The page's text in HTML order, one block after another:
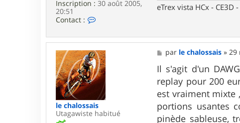
Inscription : 30 août 2005,
20:51
Contact :
t
a
c
t
e
r
a
r
s
eTrex vista HCx -
le chalossais
Utagawiste habitué
M
e
s
s
a
g
e
par le chalossais » 29
Il s'agit d'un
replay pour 200
est vraiment mixte
portions usantes
pinède sableuse,